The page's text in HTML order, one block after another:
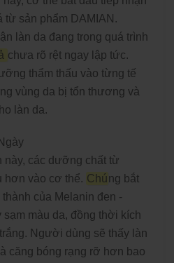
từ sản phẩm DAMIAN.
làn da đang trong quá trình
chưa rõ rệt ngay lập tức.
thẩm thấu vào từng tế
vùng da bị tổn thương và
làn da.
này, các dưỡng chất từ
hơn vào cơ thể. Chúng bắt
của Melanin đen -
màu da, đồng thời kích
Người dùng sẽ thấy làn
căng bóng rạng rỡ hơn bao